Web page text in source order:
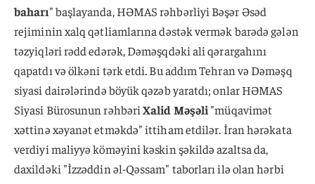
baharı" başlayanda, HƏMAS rəhbərliyi Bəşər Əsəd
rejiminin xalq qətliamlarına dəstək vermək barədə gələn
təzyiqləri rədd edərək, Dəməşqdəki ali qərargahını
qapatdı və ölkəni tərk etdi. Bu addım Tehran və Dəməşq
siyasi dairələrində böyük qəzəb yaratdı; onlar HƏMAS
Siyasi Bürosunun rəhbəriXalid Məşəli "müqavimət
xəttinə xəyanət etməkdə" ittiham etdilər. İran hərəkata
verdiyi maliyyə köməyini kəskin şəkildə azaltsa da,
daxildəki "İzzəddin əl-Qəssam" taborları ilə olan hərbi